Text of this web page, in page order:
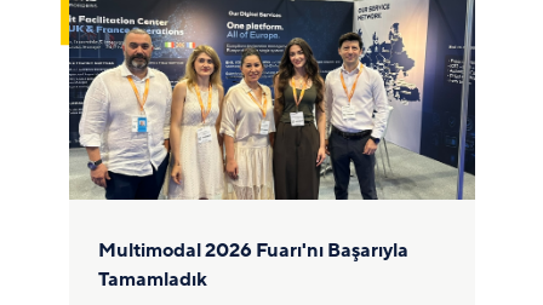
Multimodal 2026 Fuarı'nı Başarıyla
Tamamladık